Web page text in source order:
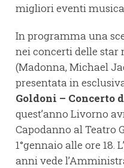
migliori eventi
In programma una
nei concerti delle
(Madonna, Michael
presentata in
Goldoni – Concerto
quest’anno Livorno
Capodanno al Teatro
1°gennaio alle ore 18.
anni vede